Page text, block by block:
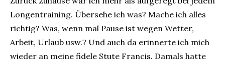
Longentraining. Übersehe ich was? Mache ich alles
richtig? Was, wenn mal Pause ist wegen Wetter,
Arbeit, Urlaub usw.? Und auch da erinnerte ich mich
wieder an meine fidele Stute Francis. Damals hatte